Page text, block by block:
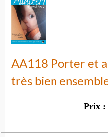
AA118 Porter et
très bien
Prix :